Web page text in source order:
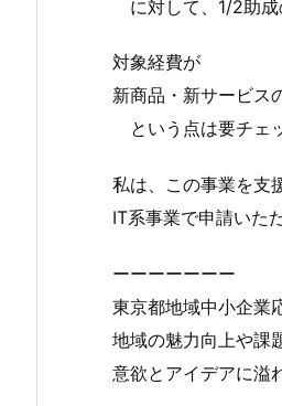
に対して、1/2助成
対象経費が
新商品・新サービス
という点は要チェ
私は、この事業を支
IT系事業で申請いた
ーーーーーーー
東京都地域中小企業
地域の魅力向上や課
意欲とアイデアに溢